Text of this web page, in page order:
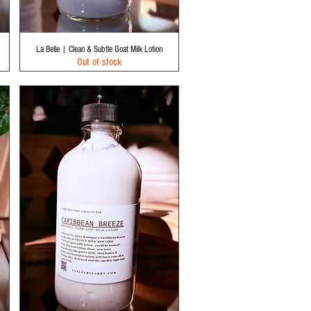
Quick View
La Belle | Clean & Subtle Goat Milk Lotion
Out of stock